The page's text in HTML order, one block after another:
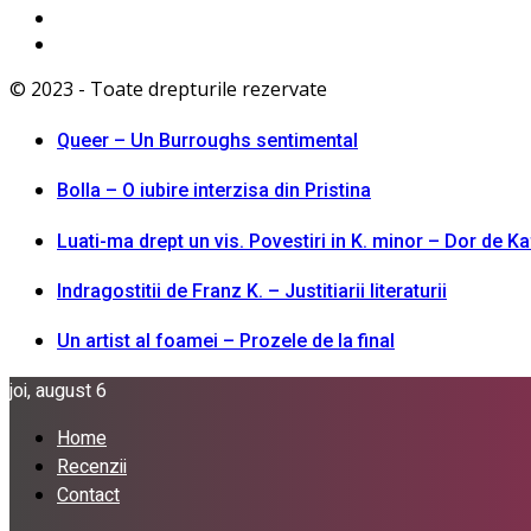
© 2023 - Toate drepturile rezervate
Queer – Un Burroughs sentimental
Bolla – O iubire interzisa din Pristina
Luati-ma drept un vis. Povestiri in K. minor – Dor de
Indragostitii de Franz K. – Justitiarii literaturii
Un artist al foamei – Prozele de la final
joi, august 6
Home
Recenzii
Contact